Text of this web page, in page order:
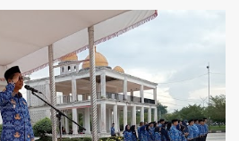
7/2026) siang. Rapat Paripurna
Ketua DPRD Muhammad Isa
Ketua II Muhammad Dikky Suryadi
Masykur Tarmizi. Usai
menyebutkan bahwa pandangan
saran dan masukan bagi